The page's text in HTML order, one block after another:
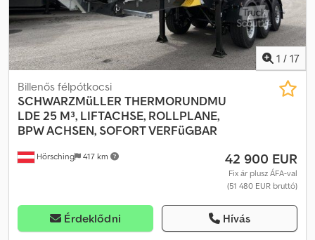
1 / 17
Hörsching 417 km
Billenős félpótkocsi
SCHWARZMüLLER THERMORUNDMU
LDE 25 M³, LIFTACHSE, ROLLPLANE,
BPW ACHSEN, SOFORT VERFüGBAR
42 900 EUR
Fix ár plusz ÁFA-val
(51 480 EUR bruttó)
Érdeklődni Hívás